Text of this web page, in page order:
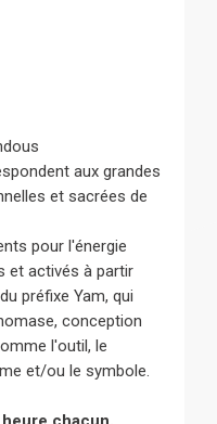
aux grandes
et sacrées de
pour l'énergie
et activés à partir
préfixe Yam, qui
conception
l'outil, le
et/ou le symbole.